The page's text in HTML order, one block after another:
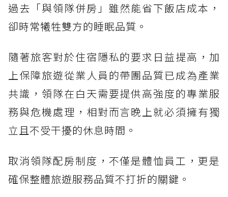
過去「與領隊併房」雖然能省下飯店成本，
卻時常犧牲雙方的睡眠品質。
隨著旅客對於住宿隱私的要求日益提高，加
上保障旅遊從業人員的帶團品質已成為產業
共識，領隊在白天需要提供高強度的專業服
務與危機處理，相對而言晚上就必須擁有獨
立且不受干擾的休息時間。
取消領隊配房制度，不僅是體恤員工，更是
確保整體旅遊服務品質不打折的關鍵。